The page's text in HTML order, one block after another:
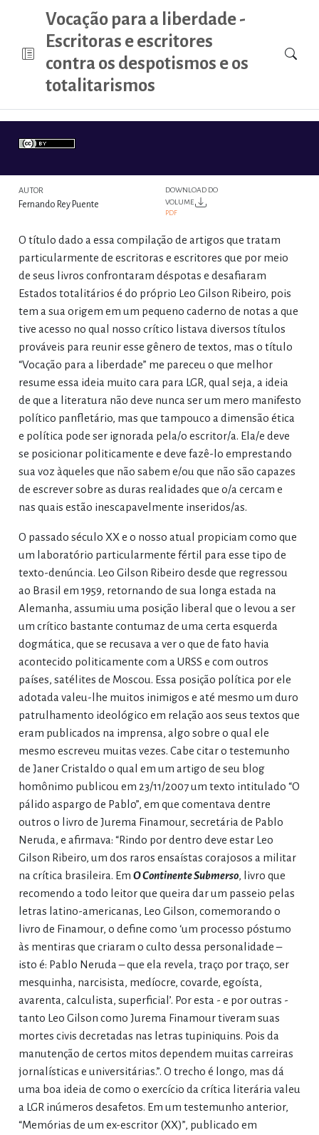
Vocação para a liberdade -
Escritoras e escritores
contra os despotismos e os
totalitarismos
AUTOR
Fernando Rey Puente
DOWNLOAD DO
VOLUME
PDF
O título dado a essa compilação de artigos que tratam
particularmente de escritoras e escritores que por meio
de seus livros confrontaram déspotas e desafiaram
Estados totalitários é do próprio Leo Gilson Ribeiro, pois
tem a sua origem em um pequeno caderno de notas a que
tive acesso no qual nosso crítico listava diversos títulos
prováveis para reunir esse gênero de textos, mas o título
“Vocação para a liberdade” me pareceu o que melhor
resume essa ideia muito cara para LGR, qual seja, a ideia
de que a literatura não deve nunca ser um mero manifesto
político panfletário, mas que tampouco a dimensão ética
e política pode ser ignorada pela/o escritor/a. Ela/e deve
se posicionar politicamente e deve fazê-lo emprestando
sua voz àqueles que não sabem e/ou que não são capazes
de escrever sobre as duras realidades que o/a cercam e
nas quais estão inescapavelmente inseridos/as.
O passado século XX e o nosso atual propiciam como que
um laboratório particularmente fértil para esse tipo de
texto-denúncia. Leo Gilson Ribeiro desde que regressou
ao Brasil em 1959, retornando de sua longa estada na
Alemanha, assumiu uma posição liberal que o levou a ser
um crítico bastante contumaz de uma certa esquerda
dogmática, que se recusava a ver o que de fato havia
acontecido politicamente com a URSS e com outros
países, satélites de Moscou. Essa posição política por ele
adotada valeu-lhe muitos inimigos e até mesmo um duro
patrulhamento ideológico em relação aos seus textos que
eram publicados na imprensa, algo sobre o qual ele
mesmo escreveu muitas vezes. Cabe citar o testemunho
de Janer Cristaldo o qual em um artigo de seu blog
homônimo publicou em 23/11/2007 um texto intitulado “O
pálido aspargo de Pablo”, em que comentava dentre
outros o livro de Jurema Finamour, secretária de Pablo
Neruda, e afirmava: “Rindo por dentro deve estar Leo
Gilson Ribeiro, um dos raros ensaístas corajosos a militar
na crítica brasileira. Em O Continente Submerso, livro que
recomendo a todo leitor que queira dar um passeio pelas
letras latino-americanas, Leo Gilson, comemorando o
livro de Finamour, o define como ‘um processo póstumo
às mentiras que criaram o culto dessa personalidade –
isto é: Pablo Neruda – que ela revela, traço por traço, ser
mesquinha, narcisista, medíocre, covarde, egoísta,
avarenta, calculista, superficial’. Por esta - e por outras -
tanto Leo Gilson como Jurema Finamour tiveram suas
mortes civis decretadas nas letras tupiniquins. Pois da
manutenção de certos mitos dependem muitas carreiras
jornalísticas e universitárias.”. O trecho é longo, mas dá
uma boa ideia de como o exercício da crítica literária valeu
a LGR inúmeros desafetos. Em um testemunho anterior,
“Memórias de um ex-escritor (XX)”, publicado em